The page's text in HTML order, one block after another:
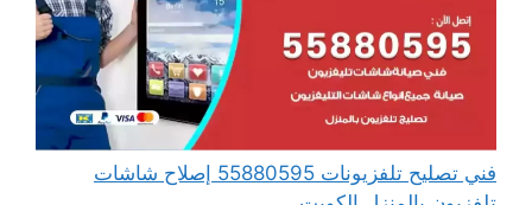
فني تصليح تلفزيونات 55880595 إصلاح شاشات